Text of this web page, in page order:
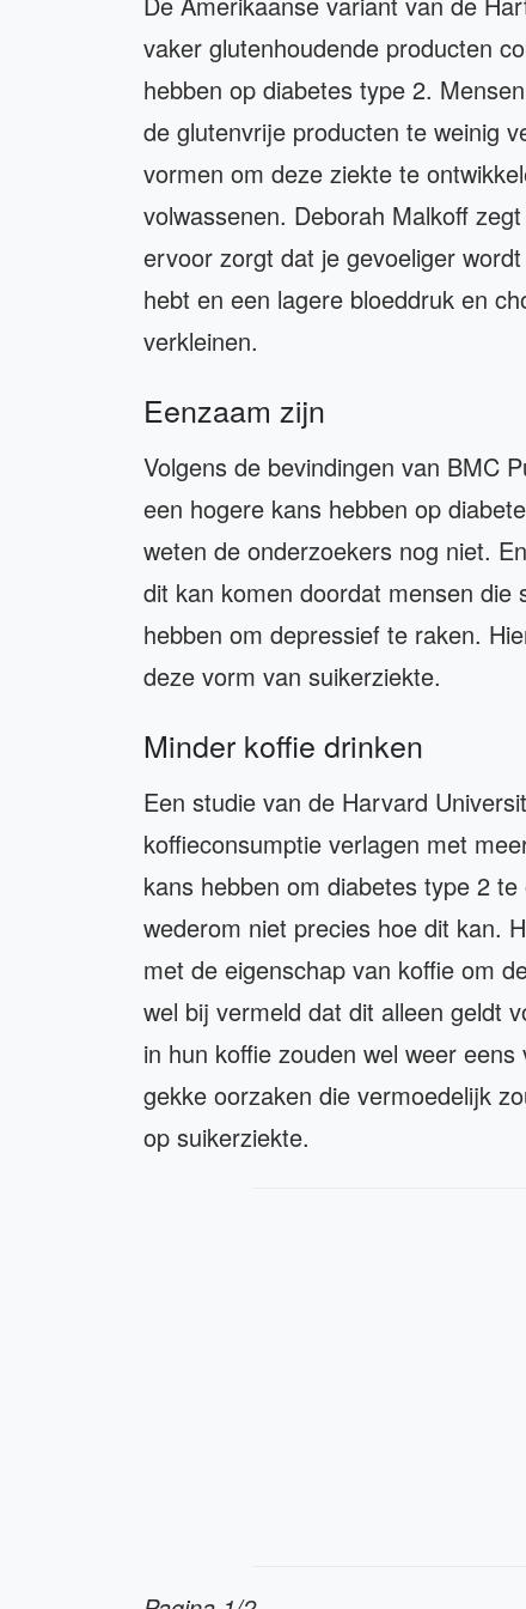
vaker glutenhoudende producten
hebben op diabetes type 2.
de glutenvrije producten te weinig
vormen om deze ziekte te
volwassenen. Deborah Malkoff
ervoor zorgt dat je gevoeliger
hebt en een lagere bloeddruk en
verkleinen.
Eenzaam zijn
Volgens de bevindingen van BMC
een hogere kans hebben op
weten de onderzoekers nog niet.
dit kan komen doordat mensen
hebben om depressief te raken.
deze vorm van suikerziekte.
Minder koffie drinken
Een studie van de Harvard
koffieconsumptie verlagen met
kans hebben om diabetes type 2
wederom niet precies hoe dit kan.
met de eigenschap van koffie om
wel bij vermeld dat dit alleen geldt
in hun koffie zouden wel weer
gekke oorzaken die vermoedelijk
op suikerziekte.